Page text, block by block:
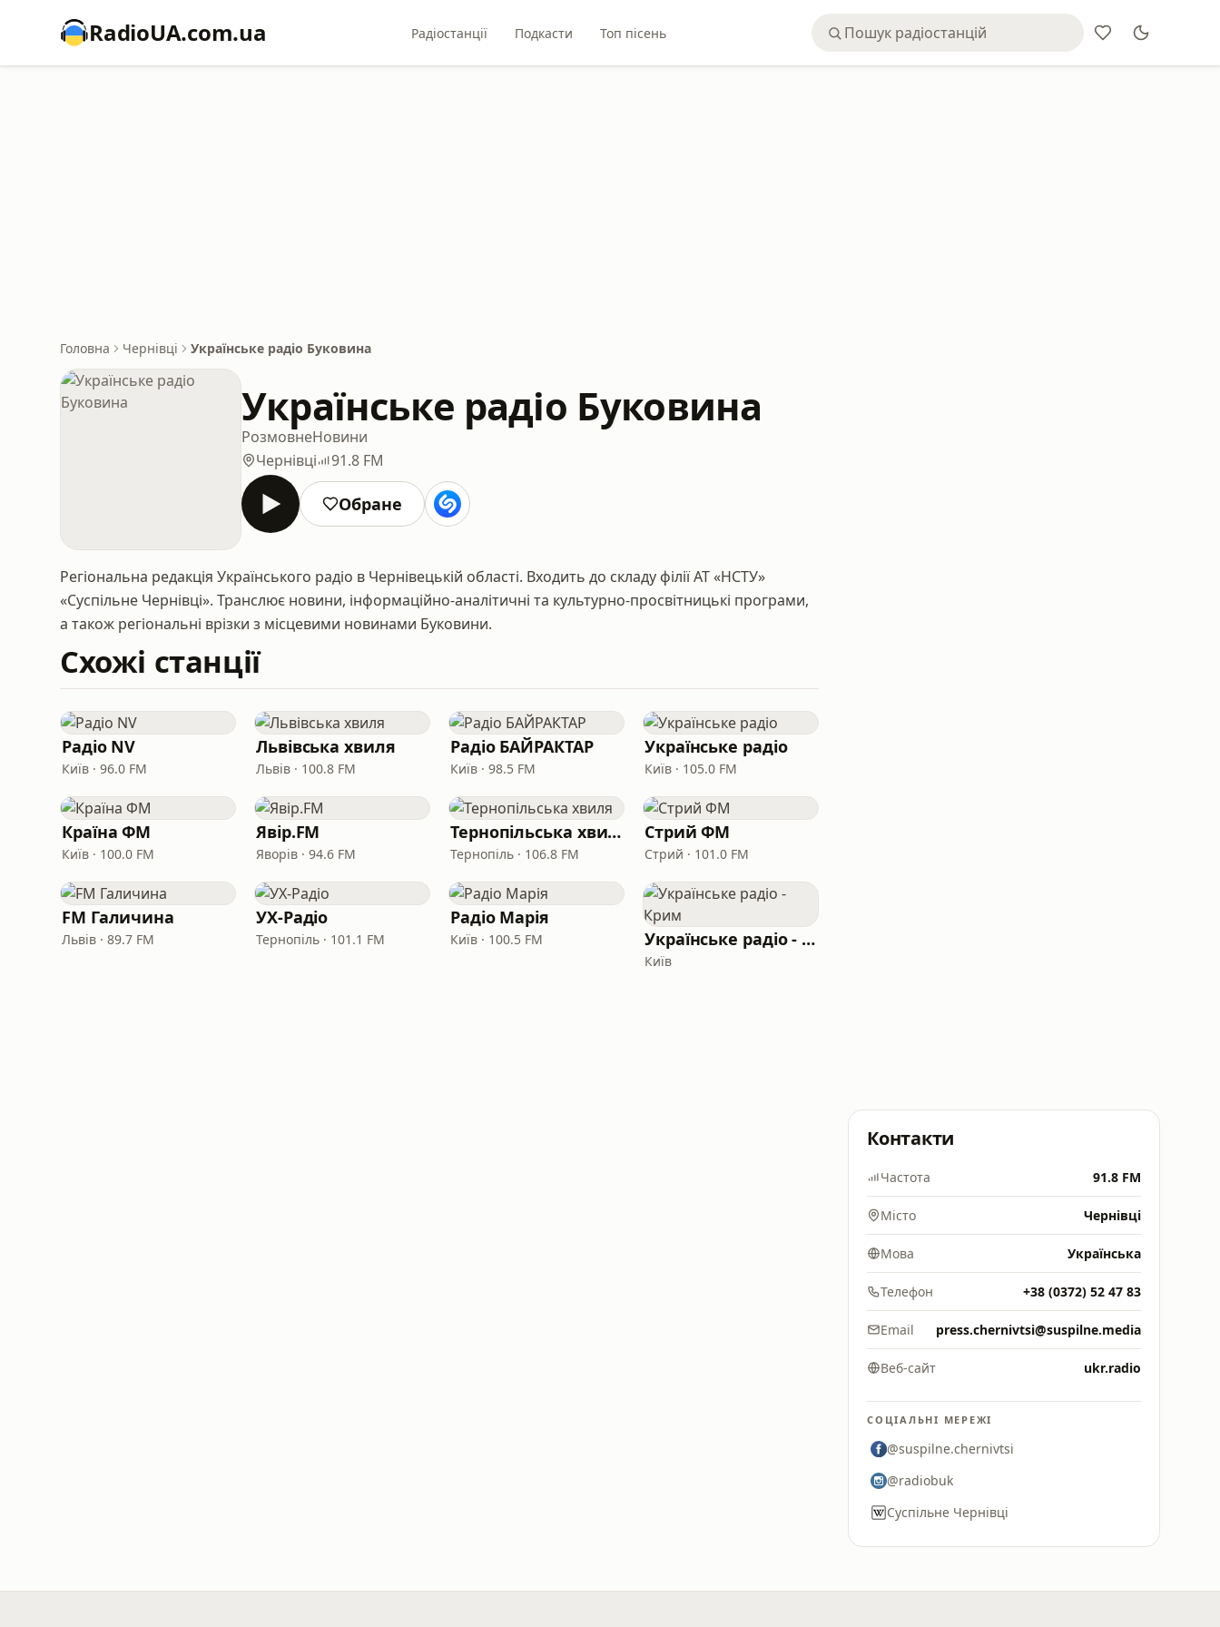
RadioUA.com.ua Радіостанції Подкасти Топ пісень
Головна Чернівці Українське радіо Буковина
Українське радіо Буковина
РозмовнеНовини
Чернівці
91.8 FM
Обране
Регіональна редакція Українського радіо в Чернівецькій області. Входить до складу філії АТ «НСТУ»
«Суспільне Чернівці». Транслює новини, інформаційно-аналітичні та культурно-просвітницькі програми,
а також регіональні врізки з місцевими новинами Буковини.
Схожі станції
Радіо NV
Київ · 96.0 FM
Львівська хвиля
Львів · 100.8 FM
Радіо БАЙРАКТАР
Київ · 98.5 FM
Українське радіо
Київ · 105.0 FM
Країна ФМ
Київ · 100.0 FM
Явір.FM
Яворів · 94.6 FM
Тернопільська хвиля
Тернопіль · 106.8 FM
Стрий ФМ
Стрий · 101.0 FM
FM Галичина
Львів · 89.7 FM
УХ-Радіо
Тернопіль · 101.1 FM
Радіо Марія
Київ · 100.5 FM Українське радіо - Крим
Київ
Контакти
Частота 91.8 FM
Місто Чернівці
Мова Українська
Телефон +38 (0372) 52 47 83
Email press.chernivtsi@suspilne.media
Веб-сайт ukr.radio
СОЦІАЛЬНІ МЕРЕЖІ
@suspilne.chernivtsi
@radiobuk
Суспільне Чернівці